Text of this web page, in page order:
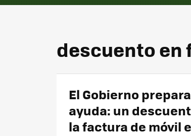
descuento en
El Gobierno
ayuda: un
la factura de móvil